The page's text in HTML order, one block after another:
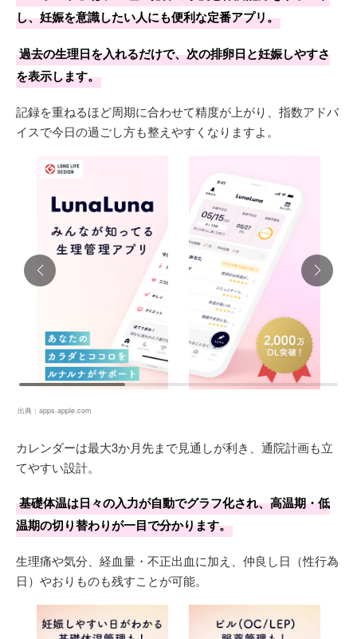
し、妊娠を意識したい人にも便利な定番アプリ。
過去の生理日を入れるだけで、次の排卵日と妊娠しやすさ
を表示します。
記録を重ねるほど周期に合わせて精度が上がり、指数アドバ
イスで今日の過ごし方も整えやすくなりますよ。
出典： apps.apple.com
カレンダーは最大3か月先まで見通しが利き、通院計画も立
てやすい設計。
基礎体温は日々の入力が自動でグラフ化され、高温期・低
温期の切り替わりが一目で分かります。
生理痛や気分、経血量・不正出血に加え、仲良し日（性行為
日）やおりものも残すことが可能。